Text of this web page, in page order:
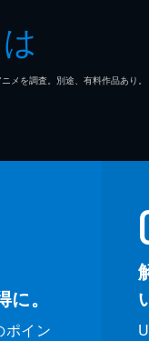
を調査。別途、有料作品あり。
。
ポイン